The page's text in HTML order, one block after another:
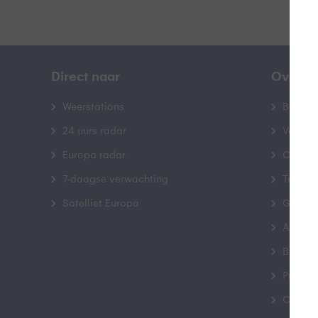
Direct naar
Weerstations
24 uurs radar
Europa radar
7-daagse verwachting
Satelliet Europa
Over
Contact